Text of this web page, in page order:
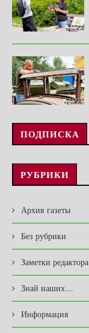
ПОДПИСКА
РУБРИКИ
Архив газеты
Без рубрики
Заметки редактора
Знай наших…
Информация